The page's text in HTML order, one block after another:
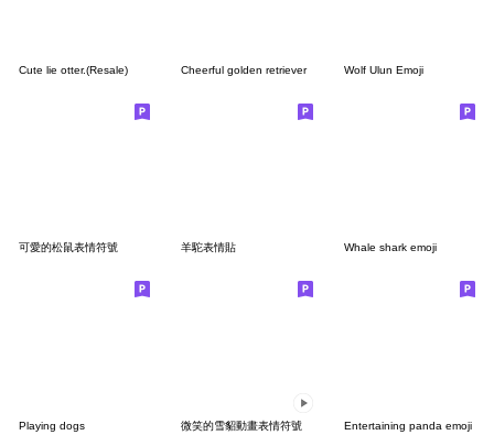
Cute lie otter.(Resale) Cheerful golden retriever Wolf Ulun Emoji
可愛的松鼠表情符號 羊駝表情貼 Whale shark emoji
Playing dogs 微笑的雪貂動畫表情符號 Entertaining panda emoji